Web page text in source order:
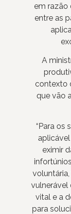
em razão
entre as
A
contexto
que vão
“Para os
eximir
vulnerável
vital e a
para